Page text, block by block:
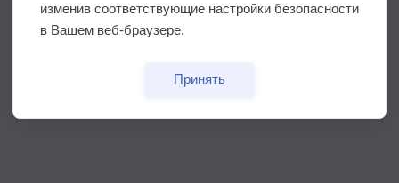
изменив соответствующие настройки безопасности
в Вашем веб-браузере.
Принять